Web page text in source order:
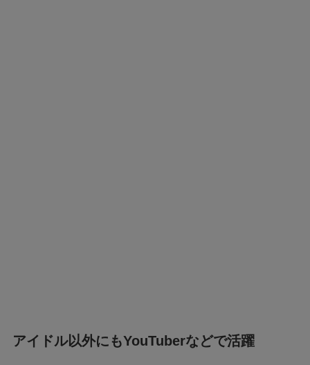
アイドル以外にもYouTuberなどで活躍